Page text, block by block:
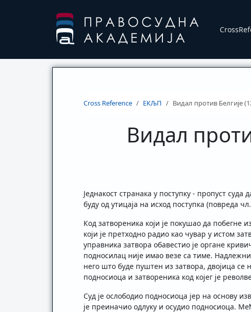
Cross Reference ЕКЉП Видал против Белгије
Видал
Једнакост странака у поступку - пропуст
буду од утицаја на исход поступка (повреда
Код затвореника који је покушао да побегне
који је претходно радио као чувар у истом
управника затвора обавестио је органе
подносилац није имао везе са тиме.
него што буде пуштен из затвора, двојица се
подносиоца и затвореника код којег је
Суд је ослободио подносиоца јер на основу
је преиначио одлуку и осудио подносиоца.